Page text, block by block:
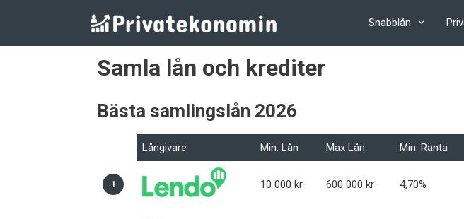
Snabblån
Samla lån och krediter
Bästa samlingslån 2026
Långivare Min. Lån Max Lån Min. Ränta
1 10 000 kr 600 000 kr 4,70%